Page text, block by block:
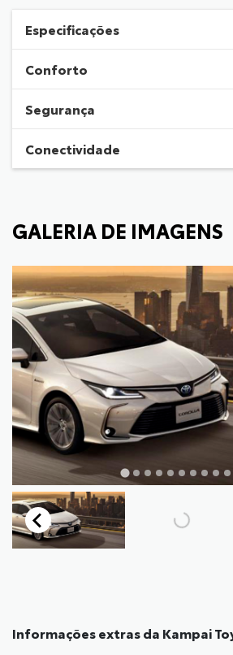
Especificações
Conforto
Segurança
Conectividade
GALERIA DE IMAGENS
Informações extras da Kampai